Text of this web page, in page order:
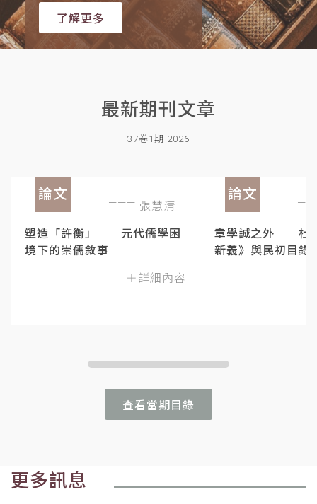
了解更多
最新期刊文章
37卷1期 2026
論文
張慧清
塑造「許衡」──元代儒學困
境下的崇儒敘事
＋詳細內容
論文
章學誠之外──杜
新義》與民初目錄
查看當期目錄
更多訊息